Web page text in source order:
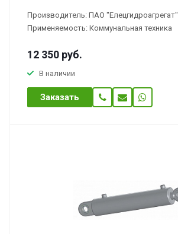
Производитель: ПАО "Елецгидроагрегат"
Применяемость: Коммунальная техника
12 350 руб.
В наличии
Заказать